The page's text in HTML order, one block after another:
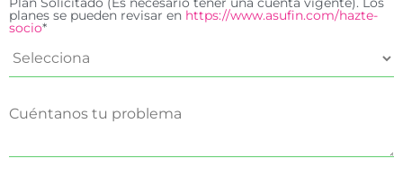
planes se pueden revisar en https://www.asufin.com/hazte-
socio*